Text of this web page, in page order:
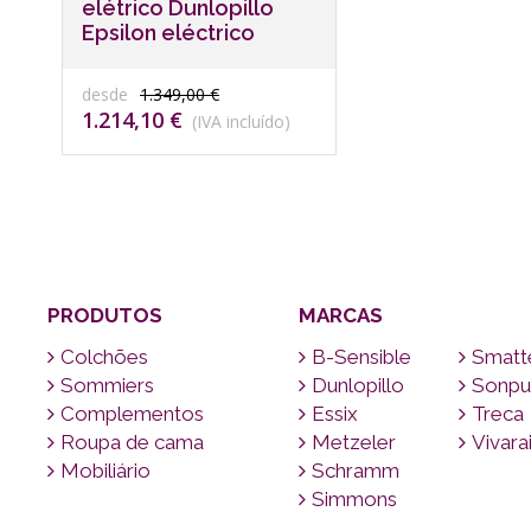
elétrico Dunlopillo
Epsilon eléctrico
desde 1.349,00 €
1.214,10 € (IVA incluído)
PRODUTOS
Colchões
Sommiers
Complementos
Roupa de cama
Mobiliário
MARCAS
B-Sensible
Dunlopillo
Essix
Metzeler
Schramm
Simmons
Treca